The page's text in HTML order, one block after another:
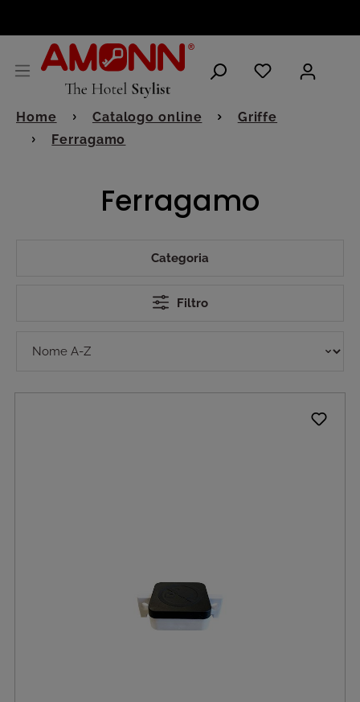
Home Catalogo online
Griffe
Ferragamo
Ferragamo
Categoria
Filtro